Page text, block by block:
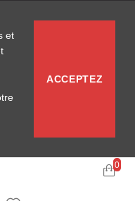
0
et
ACCEPTEZ